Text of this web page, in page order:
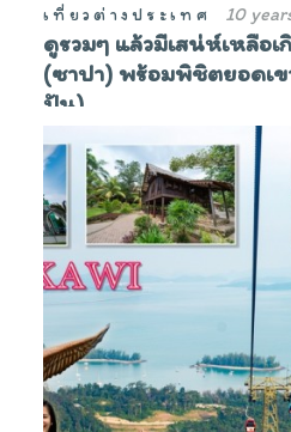
เที่ยวต่างประเทศ 10
ดูรวมๆ แล้วมีเสน่ห์เหลือ
(ซาปา) พร้อมพิชิตยอดเข
ปัน)